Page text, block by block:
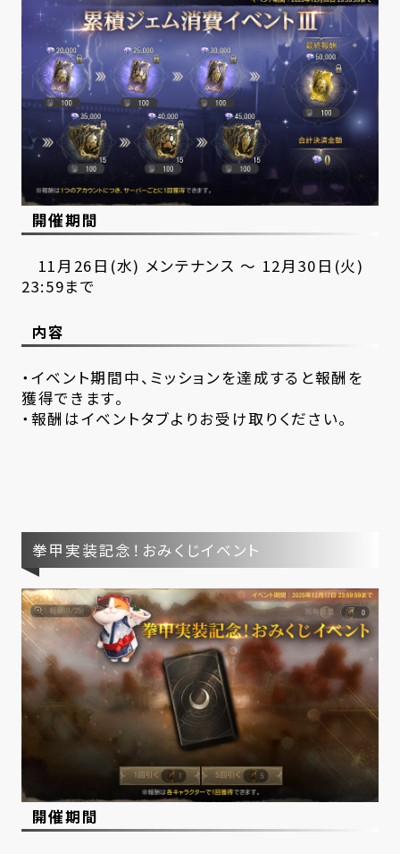
開催期間
11月26日(水) メンテナンス ～ 12月30日(火)
23:59まで
内容
・イベント期間中、ミッションを達成すると報酬を
獲得できます。
・報酬はイベントタブよりお受け取りください。
拳甲実装記念！おみくじイベント
開催期間